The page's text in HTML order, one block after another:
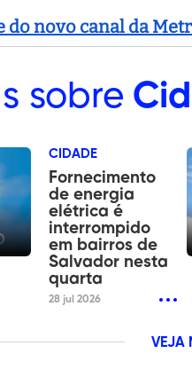
do novo canal da
sobre
CIDADE
Fornecimento
de energia
elétrica é
interrompido
em bairros de
Salvador nesta
quarta
28 jul 2026
VEJA